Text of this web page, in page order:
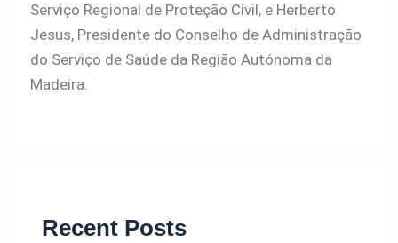
Serviço Regional de Proteção Civil, e Herberto
Jesus, Presidente do Conselho de Administração
do Serviço de Saúde da Região Autónoma da
Madeira.
Recent Posts